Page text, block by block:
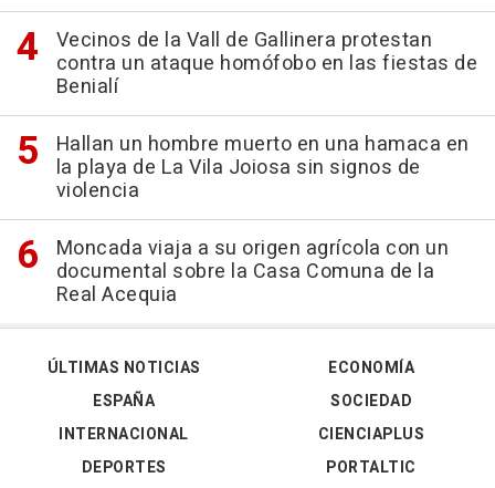
Vecinos de la Vall de Gallinera protestan
contra un ataque homófobo en las fiestas de
Benialí
Hallan un hombre muerto en una hamaca en
la playa de La Vila Joiosa sin signos de
violencia
Moncada viaja a su origen agrícola con un
documental sobre la Casa Comuna de la
Real Acequia
ÚLTIMAS NOTICIAS
ESPAÑA
INTERNACIONAL
DEPORTES
ECONOMÍA
SOCIEDAD
CIENCIAPLUS
PORTALTIC